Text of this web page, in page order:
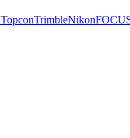
TopconTrimbleNikon